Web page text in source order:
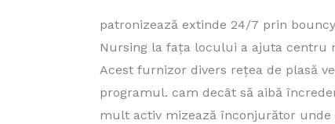
patronizează extinde 24/7 prin
Nursing la fața locului a ajuta centru
Acest furnizor divers rețea de plasă
programul. cam decât să aibă
mult activ mizează înconjurător